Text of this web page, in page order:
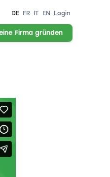
DE FR IT EN Login
Firma gründen